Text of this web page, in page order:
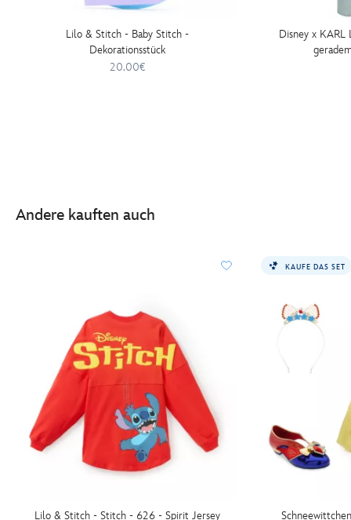
Lilo & Stitch - Baby Stitch -
Dekorationsstück
20.00€
Disney x KARL
Andere kauften auch
Lilo & Stitch - Stitch - 626 - Spirit Jersey
KAUFE DAS SET